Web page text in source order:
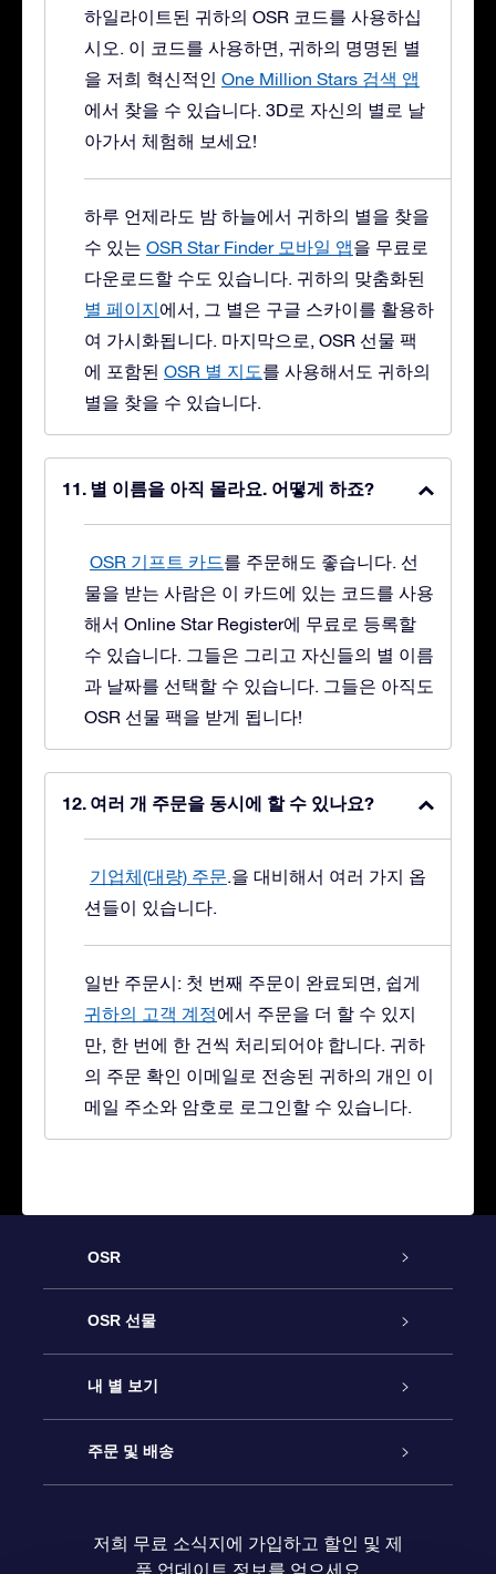
하일라이트된 귀하의 OSR 코드를 사용하십
시오. 이 코드를 사용하면, 귀하의 명명된 별
을 저희 혁신적인 One Million Stars 검색 앱
에서 찾을 수 있습니다. 3D로 자신의 별로 날
아가서 체험해 보세요!
하루 언제라도 밤 하늘에서 귀하의 별을 찾을
수 있는 OSR Star Finder 모바일 앱을 무료로
다운로드할 수도 있습니다. 귀하의 맞춤화된
별 페이지에서, 그 별은 구글 스카이를 활용하
여 가시화됩니다. 마지막으로, OSR 선물 팩
에 포함된 OSR 별 지도를 사용해서도 귀하의
별을 찾을 수 있습니다.
별 이름을 아직 몰라요. 어떻게 하죠?
OSR 기프트 카드를 주문해도 좋습니다. 선
물을 받는 사람은 이 카드에 있는 코드를 사용
해서 Online Star Register에 무료로 등록할
수 있습니다. 그들은 그리고 자신들의 별 이름
과 날짜를 선택할 수 있습니다. 그들은 아직도
OSR 선물 팩을 받게 됩니다!
여러 개 주문을 동시에 할 수 있나요?
기업체(대량) 주문.을 대비해서 여러 가지 옵
션들이 있습니다.
일반 주문시: 첫 번째 주문이 완료되면, 쉽게
귀하의 고객 계정에서 주문을 더 할 수 있지
만, 한 번에 한 건씩 처리되어야 합니다. 귀하
의 주문 확인 이메일로 전송된 귀하의 개인 이
메일 주소와 암호로 로그인할 수 있습니다.
OSR
고객 서비스
연락처
블로그
OSR 선물
온라인 별 선물
OSR 선물 팩
내 별 보기
Star Register
주문 및 배송
저희 무료 소식지에 가입하고 할인 및 제
품 업데이트 정보를 얻으세요